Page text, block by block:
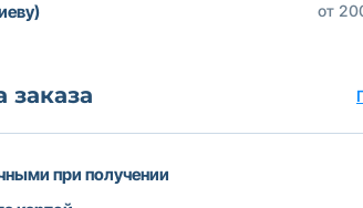
от
заказа
при получении